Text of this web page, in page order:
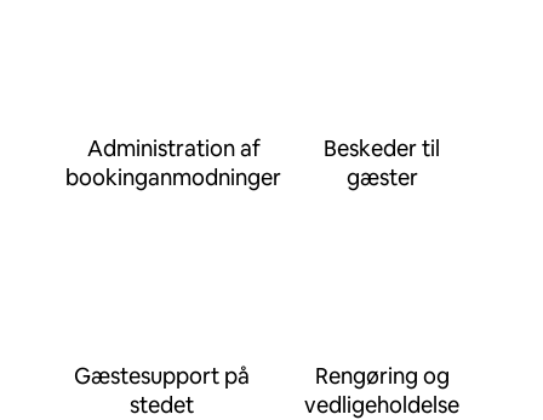
Administration af
bookinganmodninger
Beskeder til
gæster
Gæstesupport på
stedet
Rengøring og
vedligeholdelse